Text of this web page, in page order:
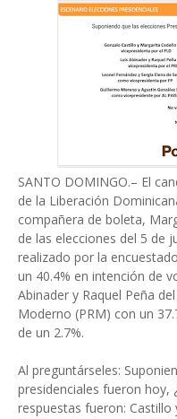
SANTO DOMINGO.– El
de la Liberación
compañera de boleta,
de las elecciones del 5 de
realizado por la
un 40.4% en intención de
Abinader y Raquel Peña
Moderno (PRM) con un
de un 2.7%.
Al preguntárseles:
presidenciales fueron hoy,
respuestas fueron: Castillo